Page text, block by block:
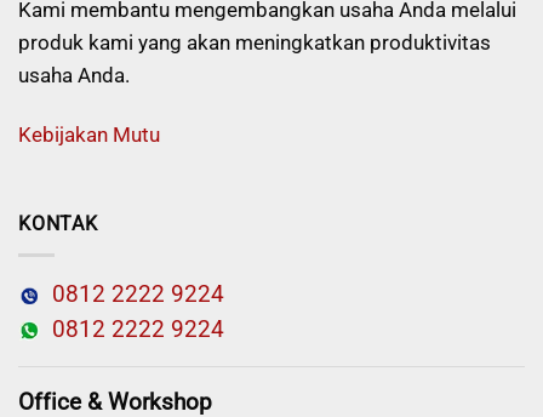
Kami membantu mengembangkan usaha Anda melalui
produk kami yang akan meningkatkan produktivitas
usaha Anda.
Kebijakan Mutu
KONTAK
0812 2222 9224
0812 2222 9224
Office & Workshop